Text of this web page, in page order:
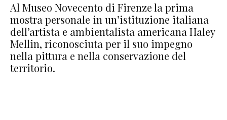
Al Museo Novecento di Firenze la prima
mostra personale in un’istituzione italiana
dell’artista e ambientalista americana Haley
Mellin, riconosciuta per il suo impegno
nella pittura e nella conservazione del
territorio.